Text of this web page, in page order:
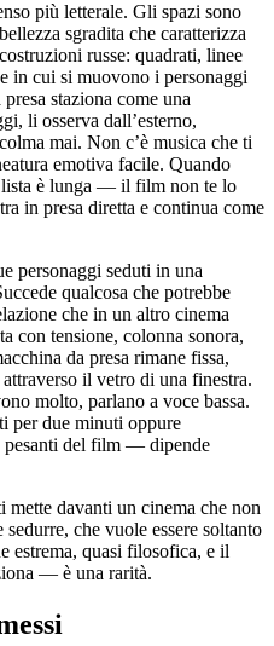
più letterale. Gli spazi sono
sgradita che caratterizza
russe: quadrati, linee
in cui si muovono i personaggi
staziona come una
li osserva dall’esterno,
mai. Non c’è musica che ti
emotiva facile. Quando
è lunga — il film non te lo
in presa diretta e continua come
personaggi seduti in una
qualcosa che potrebbe
che in un altro cinema
con tensione, colonna sonora,
da presa rimane fissa,
il vetro di una finestra.
molto, parlano a voce bassa.
per due minuti oppure
pesanti del film — dipende
davanti un cinema che non
che vuole essere soltanto
estrema, quasi filosofica, e il
— è una rarità.